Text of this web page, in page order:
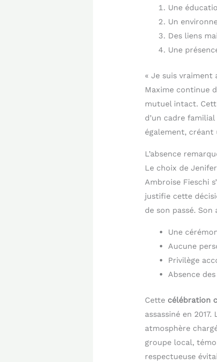
Une
Un
Des liens
Une
« Je suis vraiment
Maxime continue
mutuel intact.
d’un cadre
également,
L’absence
Le choix de
Ambroise Fieschi
justifie cette
de son passé. Son
Une
Aucune
Privilège
Absence
Cette célébration
assassiné en
atmosphère
groupe local,
respectueuse